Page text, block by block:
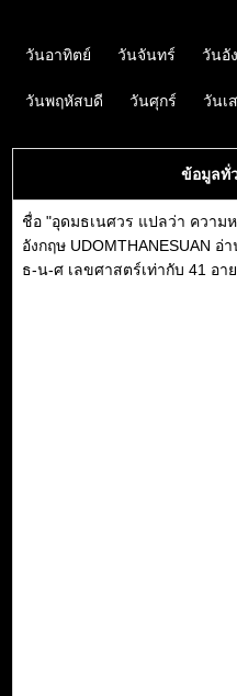
วันอาทิตย์ วันจันทร์ วันอั
วันพฤหัสบดี วันศุกร์ วันเ
ข้อมูลทั่
ชื่อ "อุดมธเนศวร แปลว่า ความ
อังกฤษ UDOMTHANESUAN
ธ-น-ศ เลขศาสตร์เท่ากับ 41 อา